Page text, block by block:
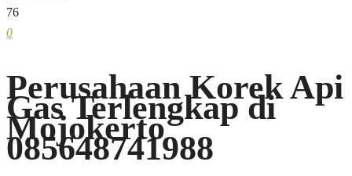
76
0
Perusahaan Korek Api
Gas Terlengkap di
Mojokerto
085648741988